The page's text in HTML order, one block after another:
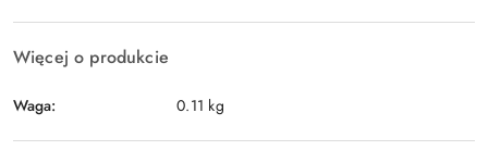
Więcej o produkcie
Waga: 0.11 kg